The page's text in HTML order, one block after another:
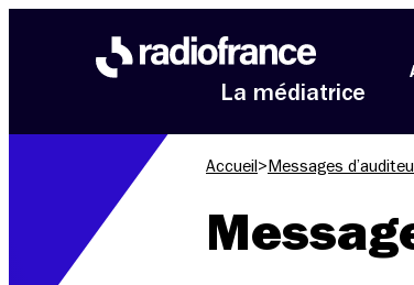
La médiatrice
Accueil > Messages